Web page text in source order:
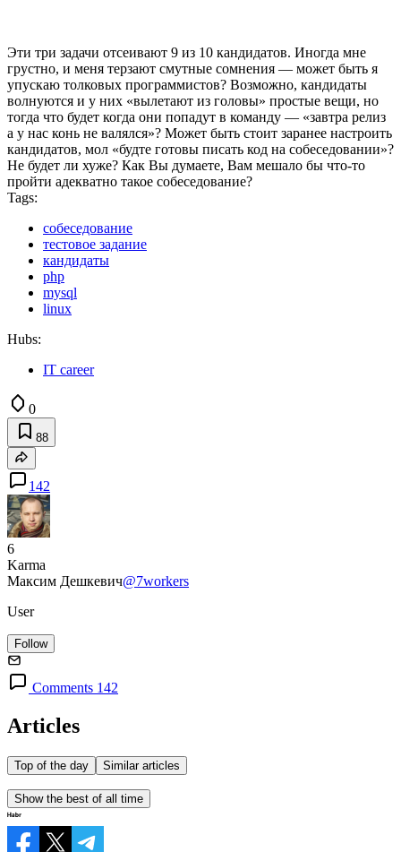
Эти три задачи отсеивают 9 из 10 кандидатов. Иногда мне
грустно, и меня терзают смутные сомнения — может быть я
упускаю толковых программистов? Возможно, кандидаты
волнуются и у них «вылетают из головы» простые вещи, но
тогда что будет когда они попадут в команду — «завтра релиз
а у нас конь не валялся»? Может быть стоит заранее настроить
кандидатов, мол «будте готовы писать код на собеседовании»?
Не будет ли хуже? Как Вы думаете, Вам мешало бы что-то
пройти адекватно такое собеседование?
Tags:
собеседование
тестовое задание
кандидаты
php
mysql
linux
Hubs:
IT career
0
88
142
6
Karma
Максим Дешкевич@7workers
User
Follow
Comments 142
Articles
Top of the day Similar articles
Show the best of all time